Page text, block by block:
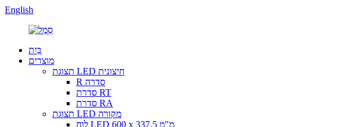
English
בַּיִת
מוצרים
תצוגת LED חיצונית
R סדרה
סדרת RT
סדרת RA
תצוגת LED מקורה
לוח LED 600 x 337.5 מ"מ